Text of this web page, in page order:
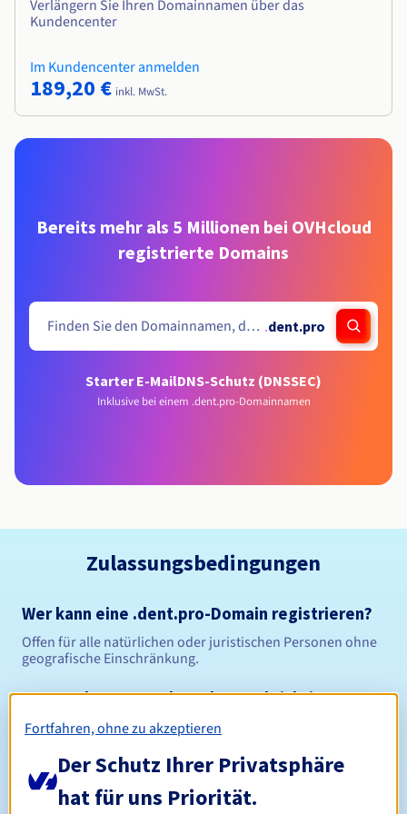
Verlängern Sie Ihren Domainnamen über das
Kundencenter
Im Kundencenter anmelden
189,20 € inkl. MwSt.
Bereits mehr als 5 Millionen bei OVHcloud
registrierte Domains
.dent.pro
Starter E-MailDNS-Schutz (DNSSEC)
Inklusive bei einem .dent.pro-Domainnamen
Zulassungsbedingungen
Wer kann eine .dent.pro-Domain registrieren?
Offen für alle natürlichen oder juristischen Personen ohne
geografische Einschränkung.
Verwaltungsregeln und Benachrichtigungen
Fortfahren, ohne zu akzeptieren
Der Schutz Ihrer Privatsphäre
hat für uns Priorität.